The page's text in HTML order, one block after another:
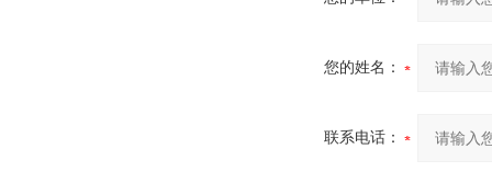
您的姓名：
联系电话：